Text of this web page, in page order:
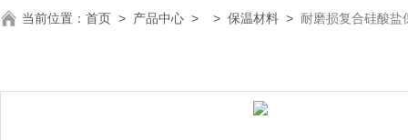
当前位置： 首页 > 产品中心 > > 保温材料 > 耐磨损复合硅酸盐